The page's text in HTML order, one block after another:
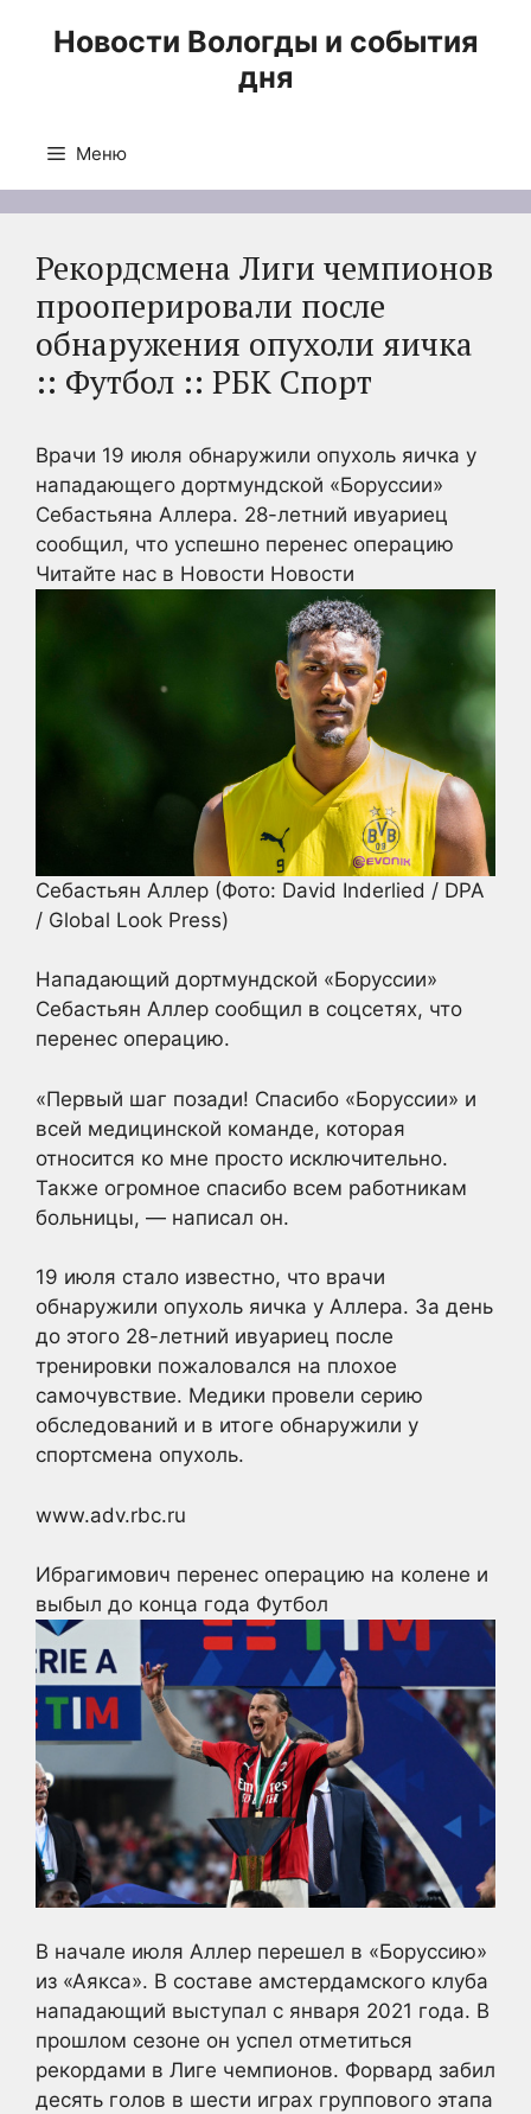
Новости Вологды и события
дня
Меню
Рекордсмена Лиги чемпионов
прооперировали после
обнаружения опухоли яичка
:: Футбол :: РБК Спорт
Врачи 19 июля обнаружили опухоль яичка у
нападающего дортмундской «Боруссии»
Себастьяна Аллера. 28-летний ивуариец
сообщил, что успешно перенес операцию
Читайте нас в Новости Новости
Себастьян Аллер (Фото: David Inderlied / DPA
/ Global Look Press)
Нападающий дортмундской «Боруссии»
Себастьян Аллер сообщил в соцсетях, что
перенес операцию.
«Первый шаг позади! Спасибо «Боруссии» и
всей медицинской команде, которая
относится ко мне просто исключительно.
Также огромное спасибо всем работникам
больницы, — написал он.
19 июля стало известно, что врачи
обнаружили опухоль яичка у Аллера. За день
до этого 28-летний ивуариец после
тренировки пожаловался на плохое
самочувствие. Медики провели серию
обследований и в итоге обнаружили у
спортсмена опухоль.
www.adv.rbc.ru
Ибрагимович перенес операцию на колене и
выбыл до конца года Футбол
В начале июля Аллер перешел в «Боруссию»
из «Аякса». В составе амстердамского клуба
нападающий выступал с января 2021 года. В
прошлом сезоне он успел отметиться
рекордами в Лиге чемпионов. Форвард забил
десять голов в шести играх группового этапа